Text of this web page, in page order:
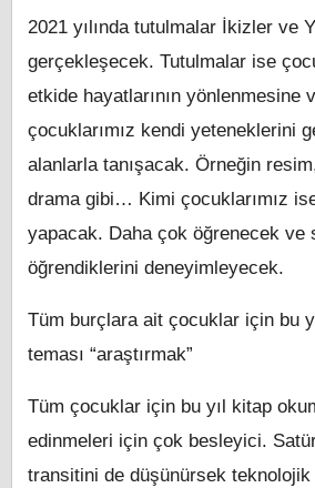
2021 yılında tutulmalar İkizler ve
gerçekleşecek. Tutulmalar ise
etkide hayatlarının yönlenmesine
çocuklarımız kendi yeteneklerini
alanlarla tanışacak. Örneğin
drama gibi… Kimi çocuklarımız
yapacak. Daha çok öğrenecek ve
öğrendiklerini deneyimleyecek.
Tüm burçlara ait çocuklar için bu
teması “araştırmak”
Tüm çocuklar için bu yıl kitap
edinmeleri için çok besleyici.
transitini de düşünürsek